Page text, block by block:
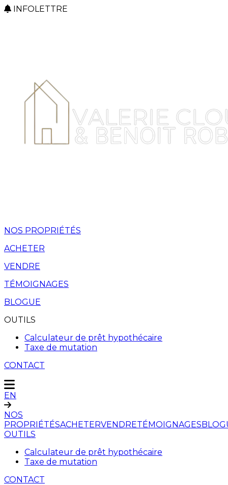
INFOLETTRE
NOS PROPRIÉTÉS
ACHETER
VENDRE
TÉMOIGNAGES
BLOGUE
OUTILS
Calculateur de prêt hypothécaire
Taxe de mutation
CONTACT
EN
NOS
PROPRIÉTÉSACHETERVENDRETÉMOIGNAGES
OUTILS
Calculateur de prêt hypothécaire
Taxe de mutation
CONTACT